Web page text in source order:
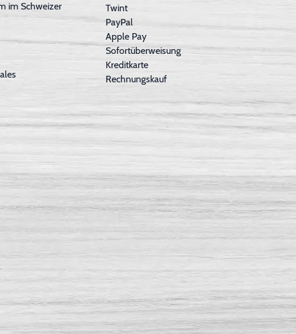
im Schweizer
Twint
PayPal
Apple Pay
Sofortüberweisung
Kreditkarte
Rechnungskauf